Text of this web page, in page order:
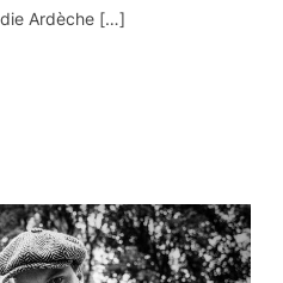
Ardèche […]